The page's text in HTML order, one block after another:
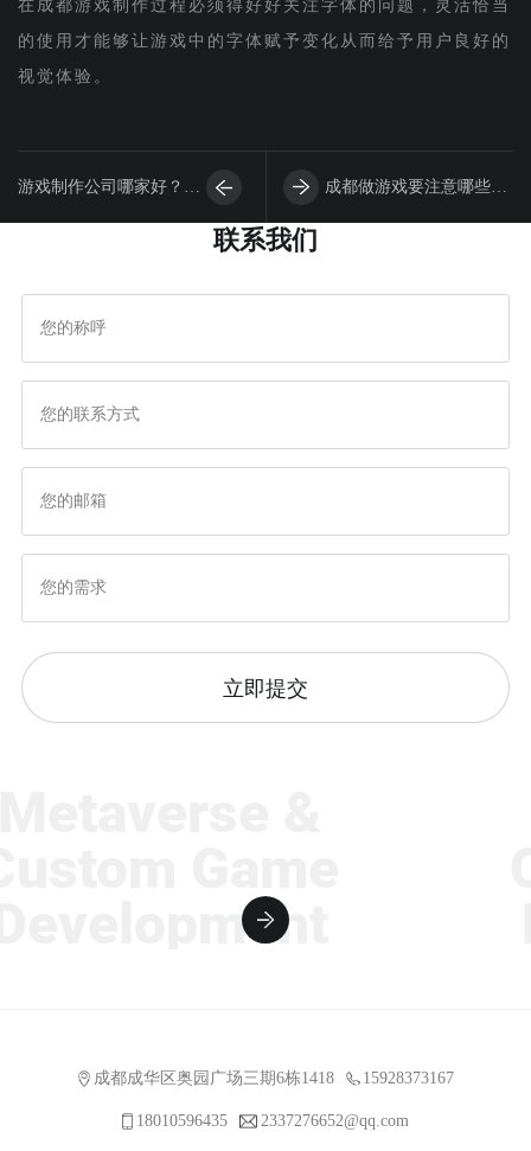
在成都游戏制作过程必须得好好关注字体的问题，灵活恰当
的使用才能够让游戏中的字体赋予变化从而给予用户良好的
视觉体验。
游戏制作公司哪家好？建
公司！
成都做游戏要注意哪些问
联系我们
立即提交
成都成华区奥园广场三期6栋1418 15928373167
18010596435 2337276652@qq.com